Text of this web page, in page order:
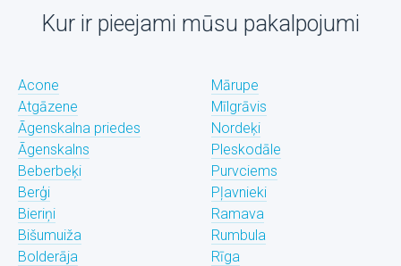
Kur ir pieejami mūsu pakalpojumi
Acone
Atgāzene
Āgenskalna priedes
Āgenskalns
Beberbeķi
Berģi
Bieriņi
Bišumuiža
Bolderāja
Mārupe
Mīlgrāvis
Nordeķi
Pleskodāle
Purvciems
Pļavnieki
Ramava
Rumbula
Rīga